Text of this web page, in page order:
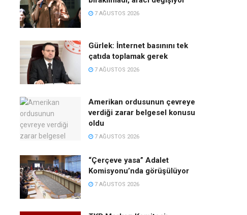
7 AĞUSTOS 2026
Gürlek: İnternet basınını tek
çatıda toplamak gerek
7 AĞUSTOS 2026
Amerikan ordusunun çevreye
verdiği zarar belgesel konusu
oldu
7 AĞUSTOS 2026
“Çerçeve yasa” Adalet
Komisyonu’nda görüşülüyor
7 AĞUSTOS 2026